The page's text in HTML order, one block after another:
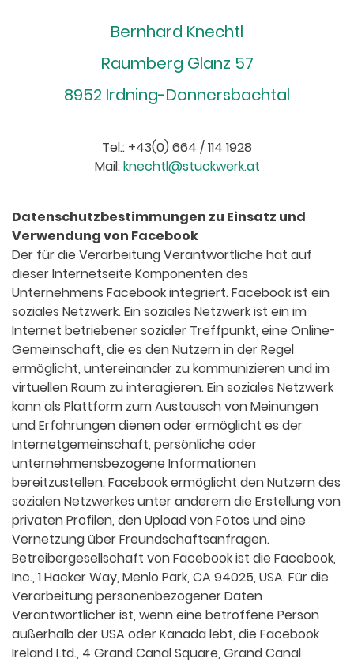
Bernhard Knechtl
Raumberg Glanz 57
8952 Irdning-Donnersbachtal
Tel.: +43(0) 664 / 114 1928
Mail:knechtl@stuckwerk.at
Datenschutzbestimmungen zu Einsatz und
Verwendung von Facebook
Der für die Verarbeitung Verantwortliche hat auf
dieser Internetseite Komponenten des
Unternehmens Facebook integriert. Facebook ist ein
soziales Netzwerk. Ein soziales Netzwerk ist ein im
Internet betriebener sozialer Treffpunkt, eine Online-
Gemeinschaft, die es den Nutzern in der Regel
ermöglicht, untereinander zu kommunizieren und im
virtuellen Raum zu interagieren. Ein soziales Netzwerk
kann als Plattform zum Austausch von Meinungen
und Erfahrungen dienen oder ermöglicht es der
Internetgemeinschaft, persönliche oder
unternehmensbezogene Informationen
bereitzustellen. Facebook ermöglicht den Nutzern des
sozialen Netzwerkes unter anderem die Erstellung von
privaten Profilen, den Upload von Fotos und eine
Vernetzung über Freundschaftsanfragen.
Betreibergesellschaft von Facebook ist die Facebook,
Inc., 1 Hacker Way, Menlo Park, CA 94025, USA. Für die
Verarbeitung personenbezogener Daten
Verantwortlicher ist, wenn eine betroffene Person
außerhalb der USA oder Kanada lebt, die Facebook
Ireland Ltd., 4 Grand Canal Square, Grand Canal